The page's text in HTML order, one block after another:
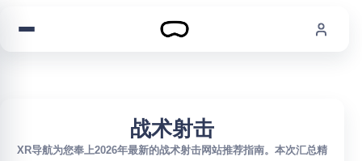
战术射击
XR导航为您奉上2026年最新的战术射击网站推荐指南。本次汇总精